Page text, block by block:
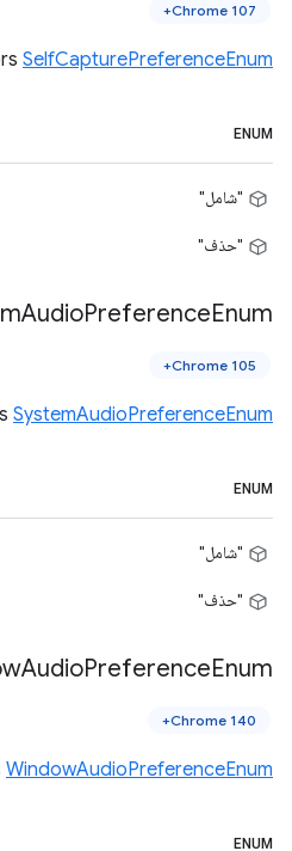
Chrome 107+
SelfCapturePreferenceEnum
ENUM
"شامل"
"حذف"
AudioPreferenceEnum
Chrome 105+
SystemAudioPreferenceEnum
ENUM
"شامل"
"حذف"
AudioPreferenceEnum
Chrome 140+
WindowAudioPreferenceEnum
ENUM